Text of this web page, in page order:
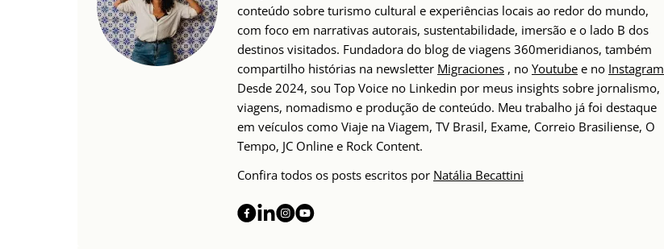
conteúdo sobre turismo cultural e experiências locais ao redor do mundo,
com foco em narrativas autorais, sustentabilidade, imersão e o lado B dos
destinos visitados. Fundadora do blog de viagens 360meridianos, também
compartilho histórias na newsletter Migraciones , no Youtube e no Instagram
Desde 2024, sou Top Voice no Linkedin por meus insights sobre jornalismo,
viagens, nomadismo e produção de conteúdo. Meu trabalho já foi destaque
em veículos como Viaje na Viagem, TV Brasil, Exame, Correio Brasiliense, O
Tempo, JC Online e Rock Content.
Confira todos os posts escritos por Natália Becattini